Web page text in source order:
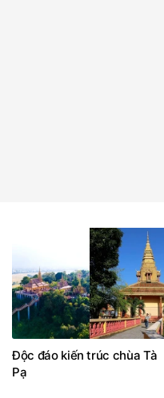
Độc đáo kiến trúc chùa Tà
Pạ